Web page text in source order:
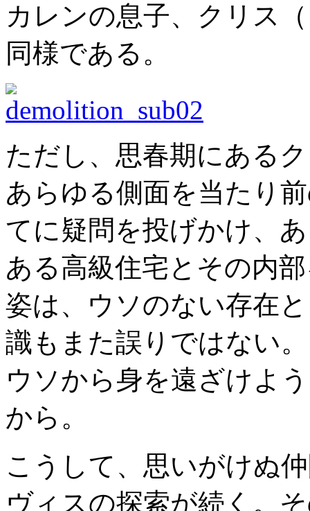
カレンの息子、クリス
同様である。
ただし、思春期にある
あらゆる側面を当たり
てに疑問を投げかけ、
ある高級住宅とその内
姿は、ウソのない存在
識もまた誤りではない
ウソから身を遠ざけよ
から。
こうして、思いがけぬ
ヴィスの探索が続く。